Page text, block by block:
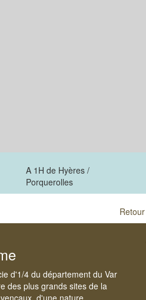
A 1H de Hyères /
Porquerolles
Retour
d'1/4 du département du Var
des plus grands sites de la
d'une nature